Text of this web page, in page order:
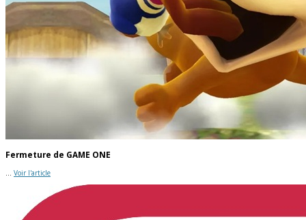
Fermeture de GAME ONE
... Voir l'article